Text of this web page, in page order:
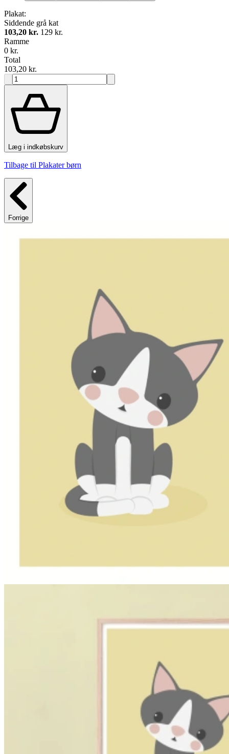
Plakat:
Siddende grå kat
103,20 kr. 129 kr.
Ramme
0 kr.
Total
103,20 kr.
Læg i indkøbskurv
Tilbage til Plakater børn
Forrige